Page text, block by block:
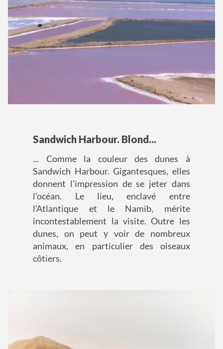
Sandwich Harbour. Blond...
... Comme la couleur des dunes à
Sandwich Harbour. Gigantesques, elles
donnent l'impression de se jeter dans
l'océan. Le lieu, enclavé entre
l'Atlantique et le Namib, mérite
incontestablement la visite. Outre les
dunes, on peut y voir de nombreux
animaux, en particulier des oiseaux
côtiers.